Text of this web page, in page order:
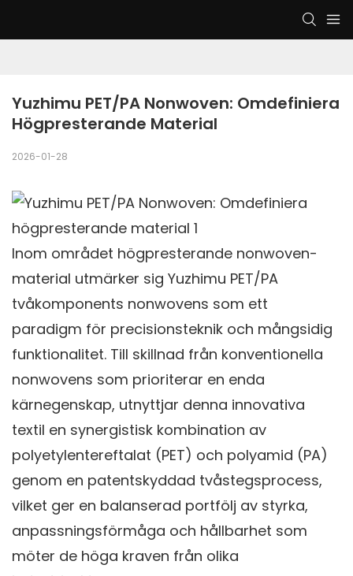
Yuzhimu PET/PA Nonwoven: Omdefiniera
Högpresterande Material
2026-01-28
Inom området högpresterande nonwoven-
material utmärker sig Yuzhimu PET/PA
tvåkomponents nonwovens som ett
paradigm för precisionsteknik och mångsidig
funktionalitet. Till skillnad från konventionella
nonwovens som prioriterar en enda
kärnegenskap, utnyttjar denna innovativa
textil en synergistisk kombination av
polyetylentereftalat (PET) och polyamid (PA)
genom en patentskyddad tvåstegsprocess,
vilket ger en balanserad portfölj av styrka,
anpassningsförmåga och hållbarhet som
möter de höga kraven från olika